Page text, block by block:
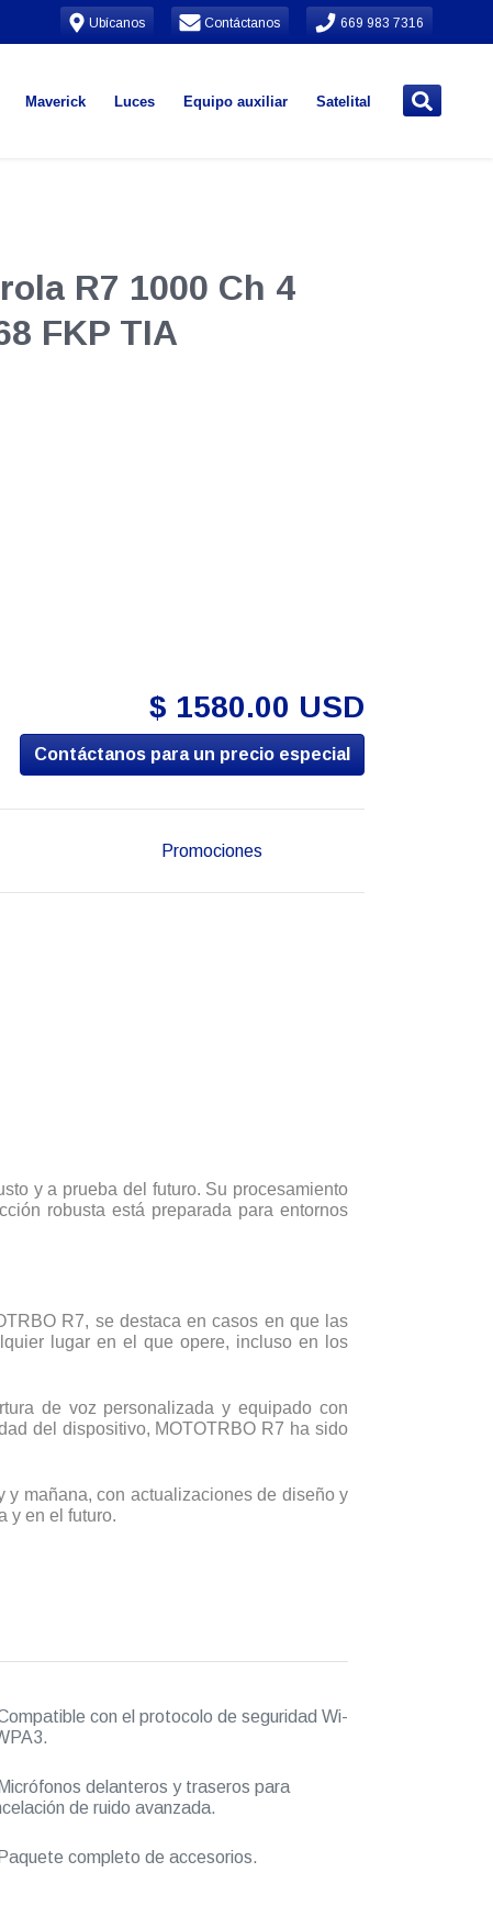
Ubícanos Contáctanos 669 983 7316
Maverick Luces Equipo auxiliar Satelital
R7 1000 Ch 4
FKP TIA
$ 1580.00 USD
Contáctanos para un precio especial
Promociones
y a prueba del futuro. Su procesamiento
robusta está preparada para entornos
R7, se destaca en casos en que las
lugar en el que opere, incluso en los
de voz personalizada y equipado con
del dispositivo, MOTOTRBO R7 ha sido
y mañana, con actualizaciones de diseño y
y en el futuro.
con el protocolo de seguridad Wi-
Micrófonos delanteros y traseros para
de ruido avanzada.
Paquete completo de accesorios.